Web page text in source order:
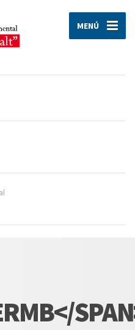
MENÚ